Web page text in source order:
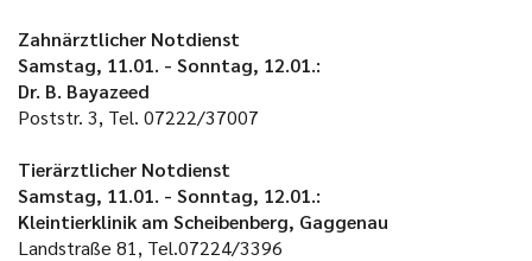
Zahnärztlicher Notdienst
Samstag, 11.01. - Sonntag, 12.01.:
Dr. B. Bayazeed
Poststr. 3, Tel. 07222/37007
Tierärztlicher Notdienst
Samstag, 11.01. - Sonntag, 12.01.:
Kleintierklinik am Scheibenberg, Gaggenau
Landstraße 81, Tel.07224/3396